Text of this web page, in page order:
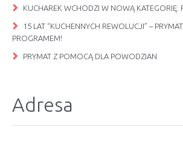
KUCHAREK WCHODZI W NOWĄ KATEGORIĘ:
15 LAT “KUCHENNYCH REWOLUCJI” –
PROGRAMEM!
PRYMAT Z POMOCĄ DLA POWODZIAN
Adresa